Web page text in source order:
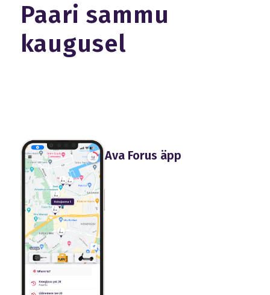
Paari sammu
kaugusel
Ava Forus äpp